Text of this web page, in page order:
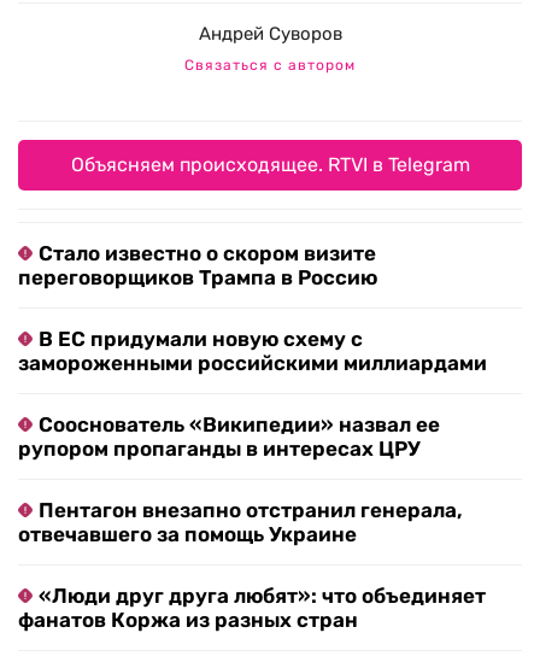
Андрей Суворов
Связаться с автором
Объясняем происходящее. RTVI в Telegram
Стало известно о скором визите
переговорщиков Трампа в Россию
В ЕС придумали новую схему с
замороженными российскими миллиардами
Сооснователь «Википедии» назвал ее
рупором пропаганды в интересах ЦРУ
Пентагон внезапно отстранил генерала,
отвечавшего за помощь Украине
«Люди друг друга любят»: что объединяет
фанатов Коржа из разных стран